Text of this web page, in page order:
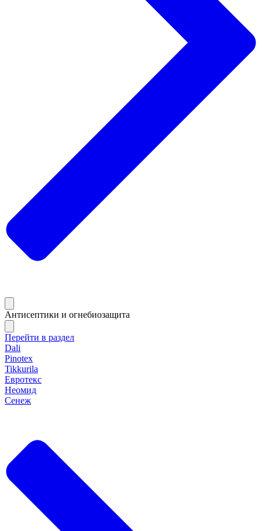
Антисептики и огнебиозащита
Перейти в раздел
Dali
Pinotex
Tikkurila
Евротекс
Неомид
Сенеж